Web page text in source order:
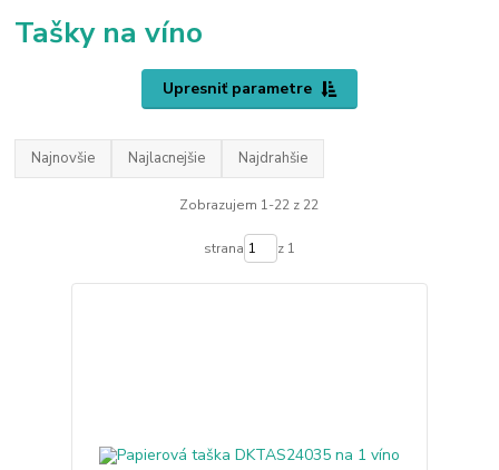
Tašky na víno
Upresniť parametre
Najnovšie Najlacnejšie Najdrahšie
Zobrazujem 1-22 z 22
strana z 1